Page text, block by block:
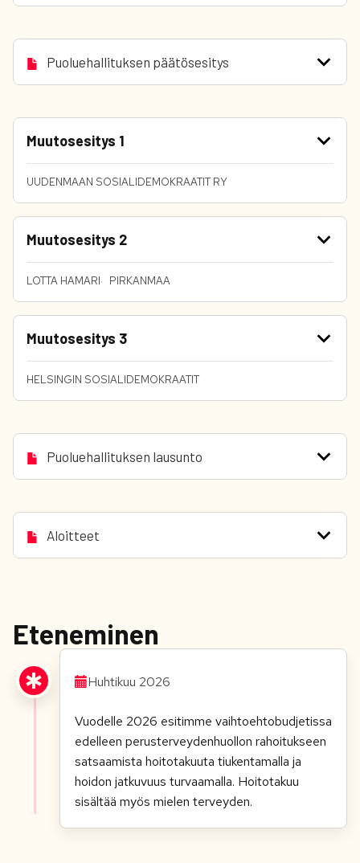
Puoluehallituksen päätösesitys
Muutosesitys 1
UUDENMAAN SOSIALIDEMOKRAATIT RY
Muutosesitys 2
LOTTA HAMARI PIRKANMAA
Muutosesitys 3
HELSINGIN SOSIALIDEMOKRAATIT
Puoluehallituksen lausunto
Aloitteet
Eteneminen
Huhtikuu 2026
Vuodelle 2026 esitimme vaihtoehtobudjetissa
edelleen perusterveydenhuollon rahoitukseen
satsaamista hoitotakuuta tiukentamalla ja
hoidon jatkuvuus turvaamalla. Hoitotakuu
sisältää myös mielen terveyden.